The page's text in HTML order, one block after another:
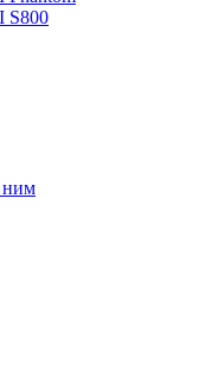
S800
ним